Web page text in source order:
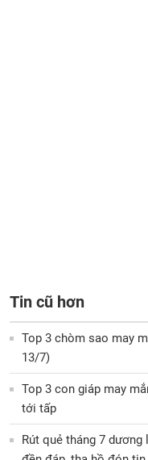
Tin cũ hơn
Top 3 chòm sao may
13/7)
Top 3 con giáp may
tới tấp
Rút quẻ tháng 7